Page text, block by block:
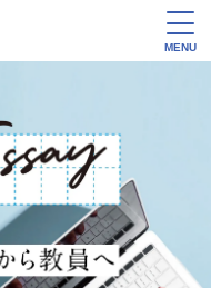
MENU